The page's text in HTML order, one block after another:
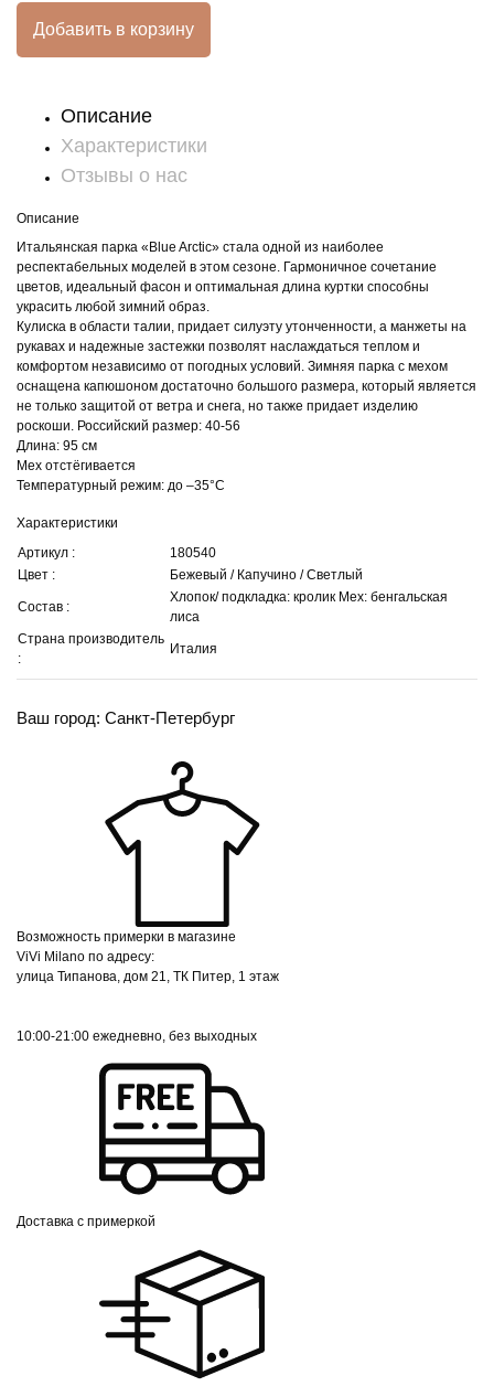
Добавить в корзину
Описание
Характеристики
Отзывы о нас
Описание
Итальянская парка «Blue Arctic» стала одной из наиболее
респектабельных моделей в этом сезоне. Гармоничное сочетание
цветов, идеальный фасон и оптимальная длина куртки способны
украсить любой зимний образ.
Кулиска в области талии, придает силуэту утонченности, а манжеты на
рукавах и надежные застежки позволят наслаждаться теплом и
комфортом независимо от погодных условий. Зимняя парка с мехом
оснащена капюшоном достаточно большого размера, который является
не только защитой от ветра и снега, но также придает изделию
роскоши. Российский размер: 40-56
Длина: 95 см
Мех отстёгивается
Температурный режим: до –35°С
Характеристики
Артикул :
180540
Цвет :
Бежевый / Капучино / Светлый
Состав :
Хлопок/ подкладка: кролик Мех: бенгальская
лиса
Страна производитель
:
Италия
Ваш город: Санкт-Петербург
Возможность примерки в магазине
ViVi Milano по адресу:
улица Типанова, дом 21, ТК Питер, 1 этаж
10:00-21:00 ежедневно, без выходных
Доставка с примеркой